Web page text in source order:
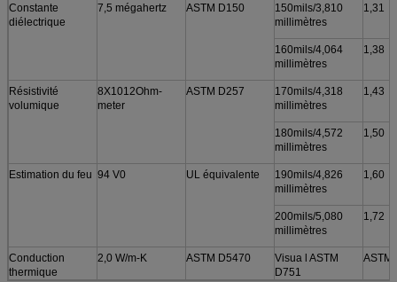
Constante
diélectrique
7,5 mégahertz ASTM D150
150mils/3,810
millimètres
1,31
160mils/4,064
millimètres
1,38
Résistivité
volumique
8X1012Ohm-
meter
ASTM D257
170mils/4,318
millimètres
1,43
180mils/4,572
millimètres
1,50
Estimation du feu 94 V0 UL équivalente
190mils/4,826
millimètres
1,60
200mils/5,080
millimètres
1,72
Conduction
thermique
2,0 W/m-K ASTM D5470
Visua l ASTM
D751
ASTM